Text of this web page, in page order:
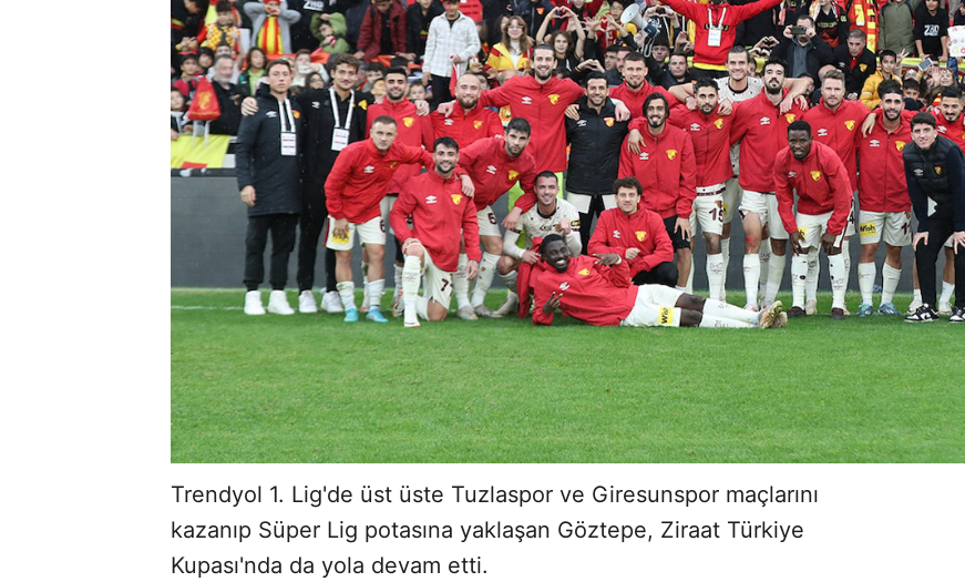
Trendyol 1. Lig'de üst üste Tuzlaspor ve Giresunspor maçlarını
kazanıp Süper Lig potasına yaklaşan Göztepe, Ziraat Türkiye
Kupası'nda da yola devam etti.